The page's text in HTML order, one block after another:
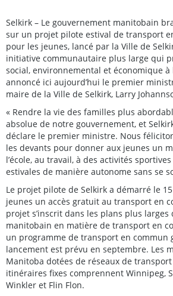
Selkirk – Le gouvernement manitobain
sur un projet pilote estival de transport
pour les jeunes, lancé par la Ville de
initiative communautaire plus large qui
social, environnemental et économique
annoncé ici aujourd’hui le premier
maire de la Ville de Selkirk, Larry
« Rendre la vie des familles plus
absolue de notre gouvernement, et
déclare le premier ministre. Nous
les devants pour donner aux jeunes un
l’école, au travail, à des activités
estivales de manière autonome sans se
Le projet pilote de Selkirk a démarré le
jeunes un accès gratuit au transport en
projet s’inscrit dans les plans plus
manitobain en matière de transport en
un programme de transport en commun
lancement est prévu en septembre. Les
Manitoba dotées de réseaux de
itinéraires fixes comprennent Winnipeg,
Winkler et Flin Flon.